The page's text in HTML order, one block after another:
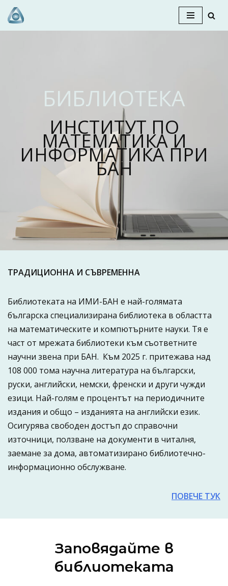
Продължете
БИБЛИОТЕКА
ИНСТИТУТ ПО
МАТЕМАТИКА И
ИНФОРМАТИКА ПРИ
БАН
ТРАДИЦИОННА И СЪВРЕМЕННА
Библиотеката на ИМИ-БАН е най-голямата
българска специализирана библиотека в областта
на математическите и компютърните науки. Тя е
част от мрежата библиотеки към съответните
научни звена при БАН. Към 2025 г. притежава над
108 000 тома научна литература на български,
руски, английски, немски, френски и други чужди
езици. Най-голям е процентът на периодичните
издания и общо – изданията на английски език.
Осигурява свободен достъп до справочни
източници, ползване на документи в читалня,
заемане за дома, автоматизирано библиотечно-
информационно обслужване.
ПОВЕЧЕ ТУК
Заповядайте в
библиотеката